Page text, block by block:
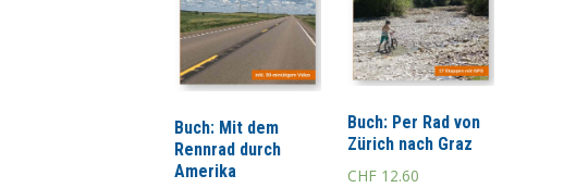
Buch: Mit dem
Rennrad durch
Amerika
Buch: Per Rad von
Zürich nach Graz
CHF12.60